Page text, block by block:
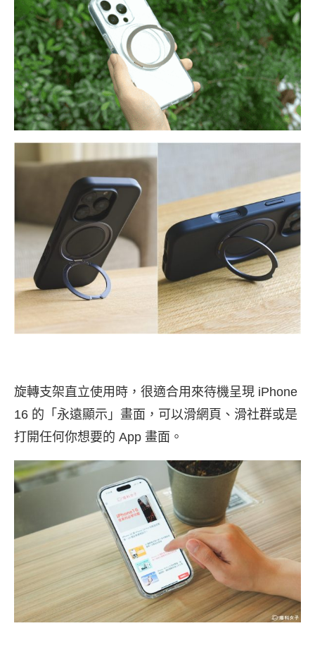
旋轉支架直立使用時，很適合用來待機呈現 iPhone
16 的「永遠顯示」畫面，可以滑網頁、滑社群或是
打開任何你想要的 App 畫面。